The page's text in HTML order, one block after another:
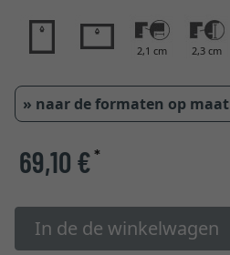
2,1 cm 2,3 cm
» naar de formaten op maat
69,10 €*
In de de winkelwagen